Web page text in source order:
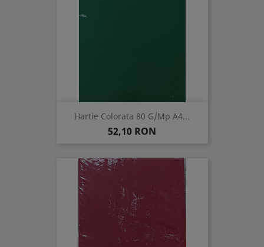
Hartie Colorata 80 G/mp A4...
Pret
52,10 RON